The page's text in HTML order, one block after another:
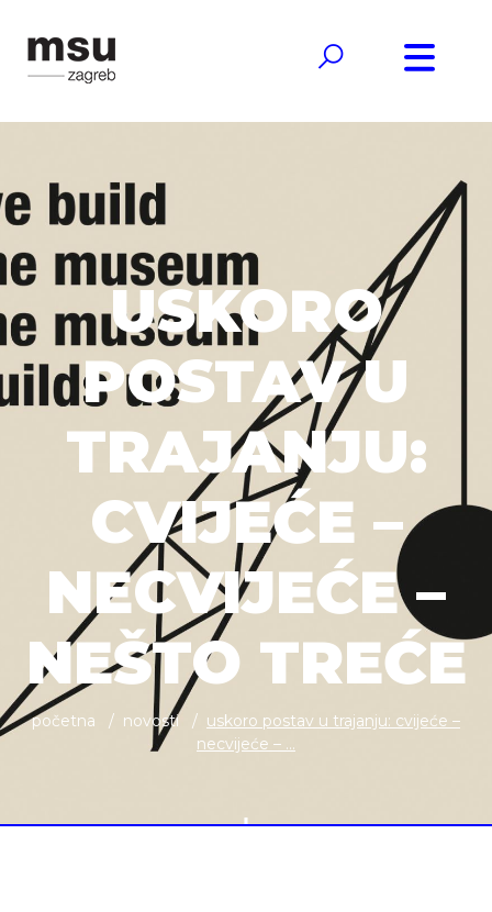
USKORO
POSTAV U
TRAJANJU:
CVIJEĆE –
NECVIJEĆE –
NEŠTO TREĆE
početna novosti
uskoro postav u trajanju: cvijeće –
necvijeće – ...